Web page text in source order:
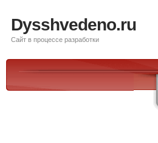
Dysshvedeno.ru
Сайт в процессе разработки